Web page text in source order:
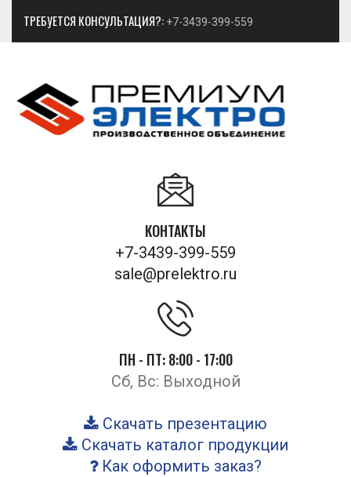
ТРЕБУЕТСЯ КОНСУЛЬТАЦИЯ?: +7-3439-399-559
КОНТАКТЫ
+7-3439-399-559
sale@prelektro.ru
ПН - ПТ: 8:00 - 17:00
Сб, Вс: Выходной
Скачать презентацию
Скачать каталог продукции
Как оформить заказ?